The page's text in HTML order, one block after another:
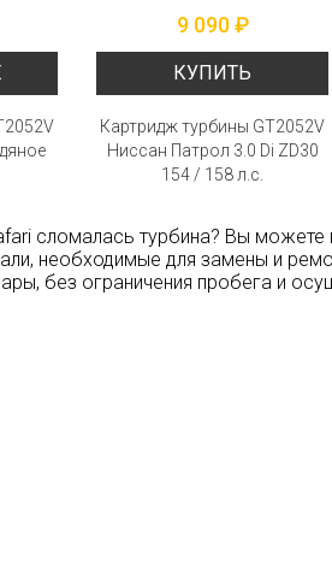
9 090 ₽
КУПИТЬ
Картридж турбины GT2052V
Ниссан Патрол 3.0 Di ZD30
154 / 158 л.с.
сломалась турбина? Вы можете
необходимые для замены и
без ограничения пробега и